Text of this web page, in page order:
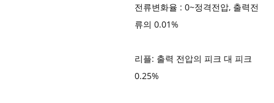
전류변화율 : 0~정격전압, 출력전
류의 0.01%
리플: 출력 전압의 피크 대 피크
0.25%